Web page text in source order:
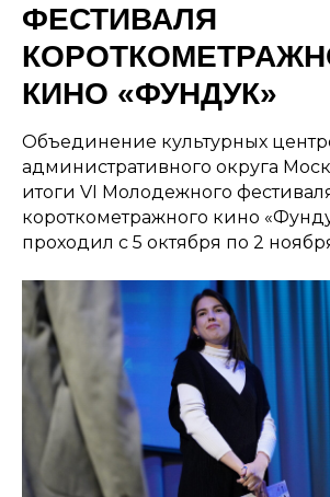
ФЕСТИВАЛЯ
КИНО «ФУНДУК»
Объединение культурных
административного округа
итоги VI Молодежного
короткометражного кино
проходил с 5 октября по 2